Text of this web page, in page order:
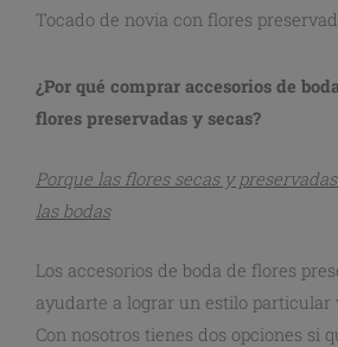
Tocado de novia con flores
¿Por qué comprar accesorios de
flores preservadas y secas?
Porque las flores secas y
las bodas
Los accesorios de boda de flores
ayudarte a lograr un estilo particular
Con nosotros tienes dos opciones si